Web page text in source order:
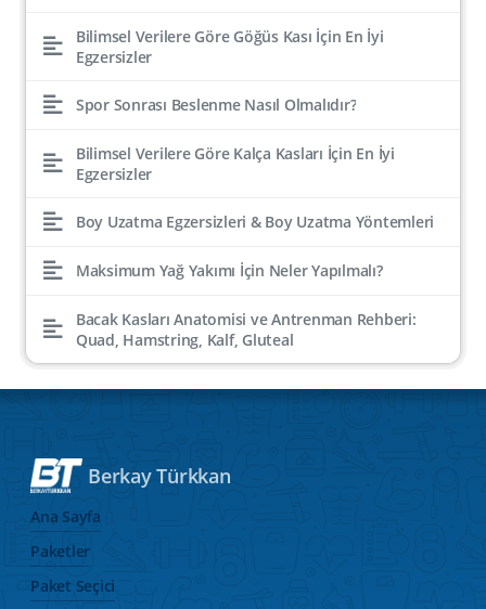
Bilimsel Verilere Göre Göğüs Kası İçin En İyi
Egzersizler
Spor Sonrası Beslenme Nasıl Olmalıdır?
Bilimsel Verilere Göre Kalça Kasları İçin En İyi
Egzersizler
Boy Uzatma Egzersizleri & Boy Uzatma Yöntemleri
Maksimum Yağ Yakımı İçin Neler Yapılmalı?
Bacak Kasları Anatomisi ve Antrenman Rehberi:
Quad, Hamstring, Kalf, Gluteal
Berkay Türkkan
Ana Sayfa
Paketler
Paket Seçici